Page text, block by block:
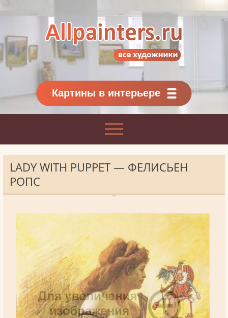
Картины классиков
и современников
Картины в интерьере
LADY WITH PUPPET — ФЕЛИСЬЕН
РОПС